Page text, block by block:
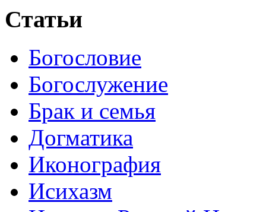
Статьи
Богословие
Богослужение
Брак и семья
Догматика
Иконография
Исихазм